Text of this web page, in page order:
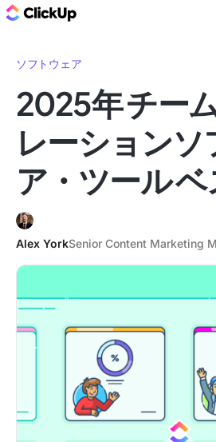
ソフトウェア
2025年 チー
レーションソ
ア・ツール
Alex YorkSenior Content Marketing